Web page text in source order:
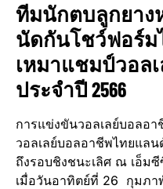
ทีมนักตบลูกยาง
นัดกันโชว์ฟอร์ม
เหมาแชมป์วอล
ประจำปี 2566
การแข่งขันวอลเลย์บอลอา
วอลเลย์บอลอาชีพไทยแล
ถึงรอบชิงชนะเลิศ ณ เอ็ม
เมื่อวันอาทิตย์ที่ 26 กุมภ